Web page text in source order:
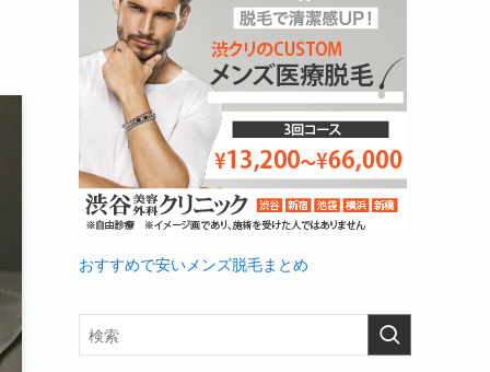
おすすめで安いメンズ脱毛まとめ